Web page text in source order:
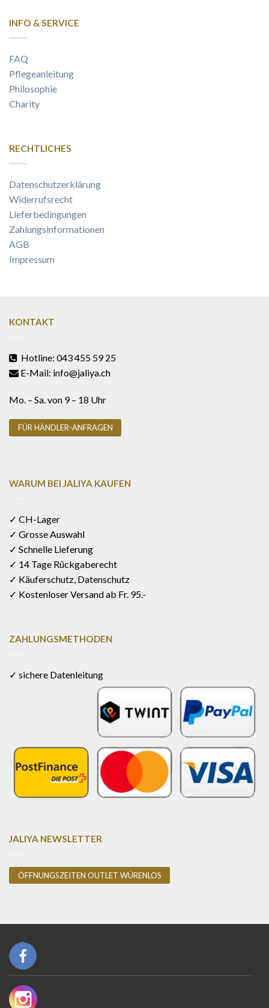
INFO & SERVICE
FAQ
Pflegeanleitung
Philosophie
Charity
RECHTLICHES
Datenschutzerklärung
Widerrufsrecht
Lieferbedingungen
Zahlungsinformationen
AGB
Impressum
KONTAKT
Hotline: 043 455 59 25
E-Mail: info@jaliya.ch
Mo. – Sa. von 9 – 18 Uhr
FÜR HÄNDLER-ANFRAGEN
WARUM BEI JALIYA KAUFEN
✓ CH-Lager
✓ Grosse Auswahl
✓ Schnelle Lieferung
✓ 14 Tage Rückgaberecht
✓ Käuferschutz, Datenschutz
✓ Kostenloser Versand ab Fr. 95.-
ZAHLUNGSMETHODEN
✓ sichere Datenleitung
JALIYA NEWSLETTER
ÖFFNUNGSZEITEN OUTLET WÜRENLOS